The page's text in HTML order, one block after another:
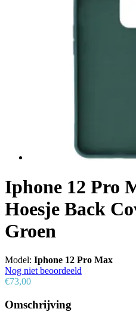
Iphone 12 Pro
Hoesje Back
Groen
Model: Iphone 12 Pro Max
Nog niet beoordeeld
€73,00
Omschrijving